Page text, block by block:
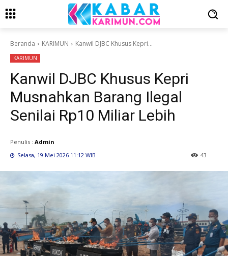
Beranda KARIMUN Kanwil DJBC Khusus Kepri...
KARIMUN
Kanwil DJBC Khusus Kepri
Musnahkan Barang Ilegal
Senilai Rp10 Miliar Lebih
Penulis : Admin
Selasa, 19 Mei 2026 11:12 WIB
43